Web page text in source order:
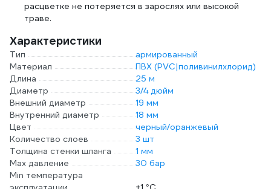
расцветке не потеряется в зарослях или высокой
траве.
Характеристики
Тип
армированный
Материал
ПВХ (PVC|поливинилхлорид)
Длина
25 м
Диаметр
3/4 дюйм
Внешний диаметр
19 мм
Внутренний диаметр
18 мм
Цвет
черный/оранжевый
Количество слоев
3 шт
Толщина стенки шланга
1 мм
Max давление
30 бар
Min температура